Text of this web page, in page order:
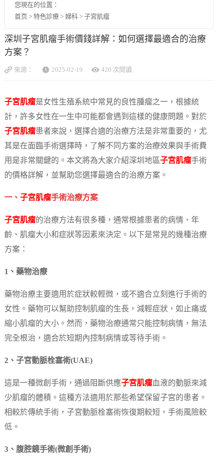
您現在的位置：
首页 > 特色診療> 婦科> 子宮肌瘤
深圳子宮肌瘤手術價錢詳解：如何選擇最適合的治療
方案？
來源： 2025-02-19 420 次閱讀
子宮肌瘤是女性生殖系統中常見的良性腫瘤之一，根據統
計，許多女性在一生中可能都會遇到這樣的健康問題。對於
子宮肌瘤患者來說，選擇合適的治療方法是非常重要的，尤
其是在面臨手術選擇時，了解不同方案的治療效果與手術費
用是非常關鍵的。本文將為大家介紹深圳地區子宮肌瘤手術
的價格詳解，並幫助您選擇最適合的治療方案。
一、 子宮肌瘤手術治療方案
子宮肌瘤的治療方法有很多種，通常根據患者的病情、年
齡、肌瘤大小和症狀等因素來決定。以下是常見的幾種治療
方案：
1、藥物治療
藥物治療主要適用於症狀較輕微，或不適合立刻進行手術的
女性。藥物可以幫助控制肌瘤的生長，減輕症狀，如止痛或
縮小肌瘤的大小。然而，藥物治療通常只能控制病情，無法
完全根治，適合於短期內控制病情或等待手術。
2、子宮動脈栓塞術(UAE)
這是一種微創手術，通過阻斷供應子宮肌瘤血液的動脈來減
少肌瘤的體積。這種方法適用於那些希望保留子宮的患者。
相較於傳統手術，子宮動脈栓塞術恢復期較短，手術風險較
低。
3、腹腔鏡手術(微創手術)